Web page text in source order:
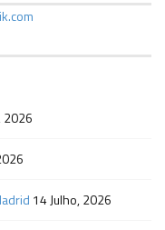
2026
14 Julho, 2026